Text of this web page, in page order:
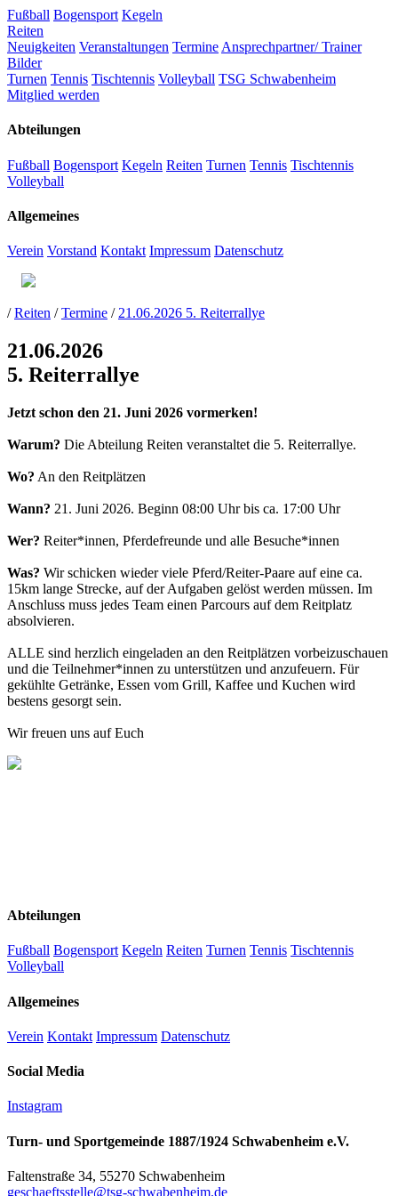
Fußball Bogensport Kegeln
Reiten
Neuigkeiten Veranstaltungen Termine Ansprechpartner/ Trainer
Bilder
Turnen Tennis Tischtennis Volleyball TSG Schwabenheim
Mitglied werden
Abteilungen
Fußball Bogensport Kegeln Reiten Turnen Tennis Tischtennis
Volleyball
Allgemeines
Verein Vorstand Kontakt Impressum Datenschutz
/ Reiten / Termine / 21.06.2026 5. Reiterrallye
21.06.2026
5. Reiterrallye
Jetzt schon den 21. Juni 2026 vormerken!
Warum? Die Abteilung Reiten veranstaltet die 5. Reiterrallye.
Wo? An den Reitplätzen
Wann? 21. Juni 2026. Beginn 08:00 Uhr bis ca. 17:00 Uhr
Wer? Reiter*innen, Pferdefreunde und alle Besuche*innen
Was? Wir schicken wieder viele Pferd/Reiter-Paare auf eine ca.
15km lange Strecke, auf der Aufgaben gelöst werden müssen. Im
Anschluss muss jedes Team einen Parcours auf dem Reitplatz
absolvieren.
ALLE sind herzlich eingeladen an den Reitplätzen vorbeizuschauen
und die Teilnehmer*innen zu unterstützen und anzufeuern. Für
gekühlte Getränke, Essen vom Grill, Kaffee und Kuchen wird
bestens gesorgt sein.
Wir freuen uns auf Euch
Abteilungen
Fußball Bogensport Kegeln Reiten Turnen Tennis Tischtennis
Volleyball
Allgemeines
Verein Kontakt Impressum Datenschutz
Social Media
Instagram
Turn- und Sportgemeinde 1887/1924 Schwabenheim e.V.
Faltenstraße 34, 55270 Schwabenheim
geschaeftsstelle@tsg-schwabenheim.de